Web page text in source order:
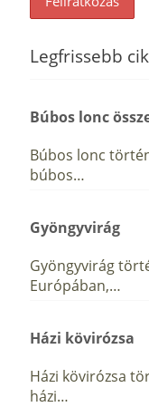
Legfrissebb
Búbos lonc
Búbos lonc
búbos…
Gyöngyvirág
Gyöngyvirág
Európában,…
Házi kövirózsa
Házi kövirózsa
házi…